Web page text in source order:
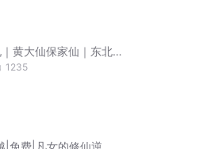
黄大仙保家仙｜东北
1235
|免费|凡女的修仙逆袭